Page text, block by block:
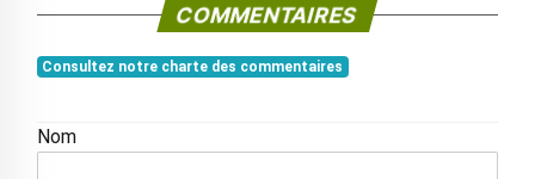
COMMENTAIRES
Consultez notre charte des commentaires
Nom